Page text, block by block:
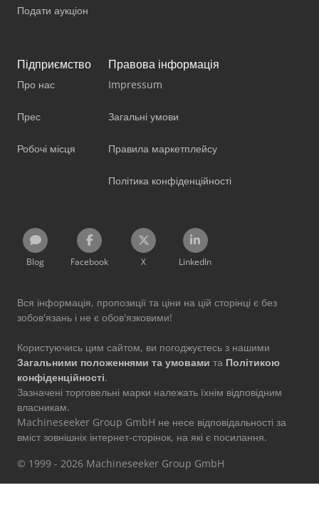
Подати аукціон
Підприємство
Про нас
Прес
Робочі місця
Правова інформація
Impressum
Загальні умови
Правила маркетплейсу
Політика конфіденційності
Blog Facebook X LinkedIn
Вся інформація, пропозиції та ціни на цій сторінці є без
зобов'язань і не є обов'язковими!
Користуючись цим сайтом, ви погоджуєтесь з нашими
Загальними положеннями та умовами та Політикою
конфіденційності.
Зазначені торговельні марки належать їхнім відповідним
власникам.
Machineseeker Group GmbH не несе відповідальності за
вміст зовнішніх інтернет-сторінок, на які є посилання.
© 1999 - 2026 Machineseeker Group GmbH